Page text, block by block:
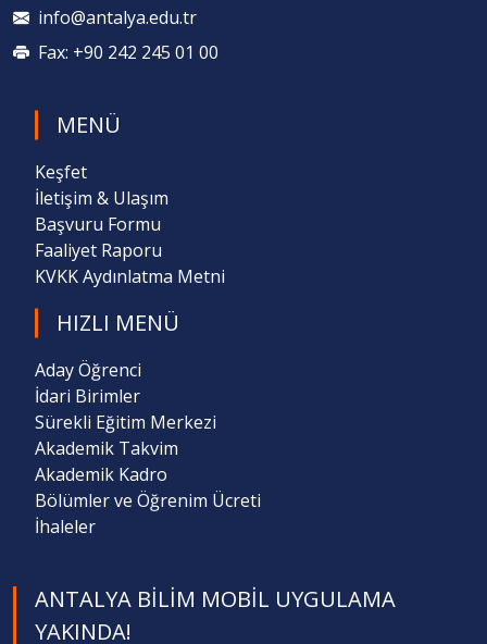
info@antalya.edu.tr
Fax: +90 242 245 01 00
MENÜ
Keşfet
İletişim & Ulaşım
Başvuru Formu
Faaliyet Raporu
KVKK Aydınlatma Metni
HIZLI MENÜ
Aday Öğrenci
İdari Birimler
Sürekli Eğitim Merkezi
Akademik Takvim
Akademik Kadro
Bölümler ve Öğrenim Ücreti
İhaleler
ANTALYA BILIM MOBIL UYGULAMA
YAKINDA!